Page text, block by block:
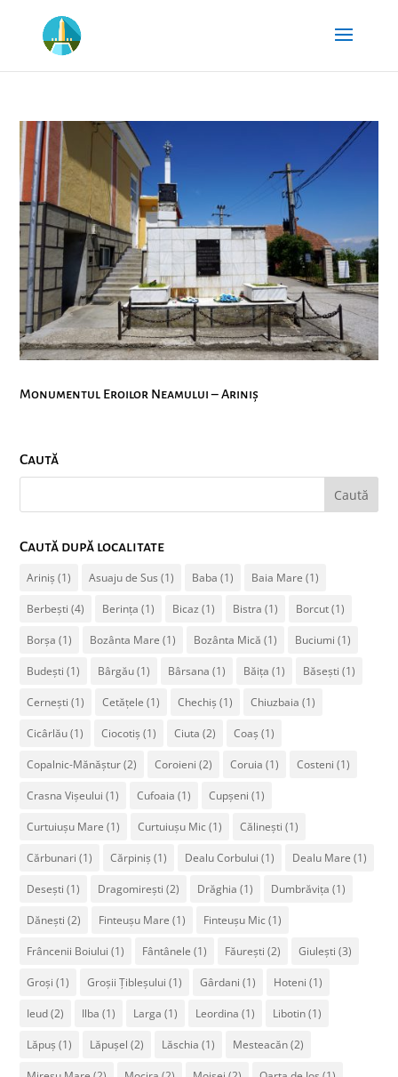
Monumentul Eroilor Neamului – Ariniș
Caută
Caută după localitate
Ariniș (1) Asuaju de Sus (1) Baba (1) Baia Mare (1)
Berbești (4) Berința (1) Bicaz (1) Bistra (1) Borcut(1)
Borșa (1) Bozânta Mare (1) Bozânta Mică (1) Buciumi (1)
Budești (1) Bârgău(1) Bârsana (1) Băița (1) Băsești (1)
Cernești (1) Cetățele (1) Chechiș (1) Chiuzbaia (1)
Cicârlău(1) Ciocotiș (1) Ciuta (2) Coaș (1)
Copalnic-Mănăștur(2) Coroieni (2) Coruia (1) Costeni (1)
Crasna Vișeului (1) Cufoaia (1) Cupșeni (1)
Curtuiușu Mare (1) Curtuiușu Mic(1) Călinești (1)
Cărbunari (1) Cărpiniș (1) Dealu Corbului (1) Dealu Mare (1)
Desești (1) Dragomirești (2) Drăghia (1) Dumbrăvița (1)
Dănești (2) Finteușu Mare (1) Finteușu Mic(1)
Frâncenii Boiului (1) Fântânele (1) Făurești (2) Giulești (3)
Groși (1) Groșii Țibleșului (1) Gârdani (1) Hoteni (1)
Ieud(2) Ilba (1) Larga (1) Leordina (1) Libotin(1)
Lăpuș (1) Lăpușel (2) Lăschia (1) Mesteacăn(2)